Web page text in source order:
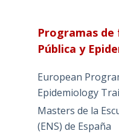
Programas de
Pública y
European
Epidemiology
Masters de la
(ENS) de España